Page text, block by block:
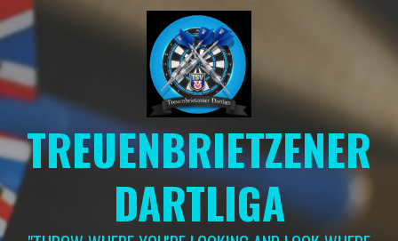
Springe
zum
TREUENBRIETZENER
DARTLIGA